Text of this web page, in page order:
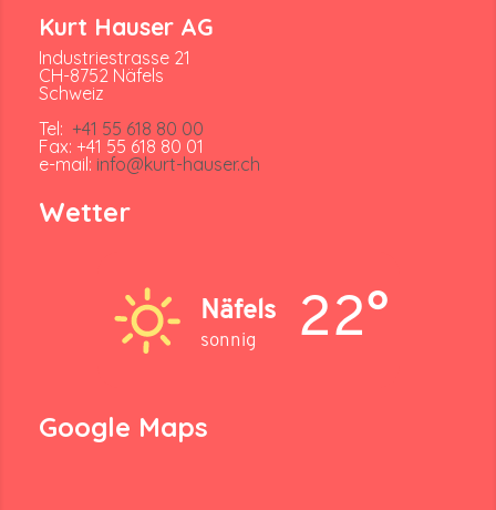
Kurt Hauser AG
Industriestrasse 21
CH-8752 Näfels
Schweiz
Tel: +41 55 618 80 00
Fax: +41 55 618 80 01
e-mail: info@kurt-hauser.ch
Wetter
Näfels
sonnig 22°
Google Maps